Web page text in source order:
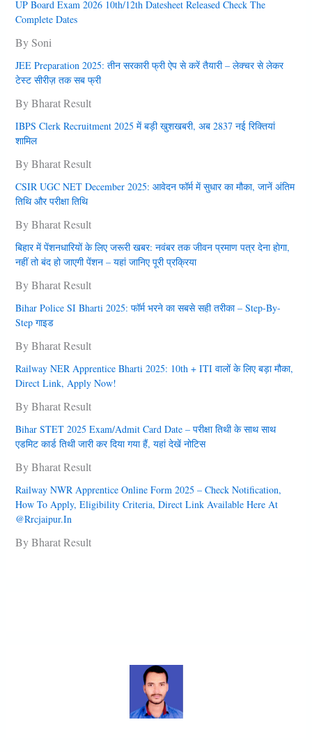
UP Board Exam 2026 10th/12th Datesheet Released Check The
Complete Dates
By Soni
JEE Preparation 2025: तीन सरकारी फ्री ऐप से करें तैयारी – लेक्चर से लेकर
टेस्ट सीरीज़ तक सब फ्री
By Bharat Result
IBPS Clerk Recruitment 2025 में बड़ी खुशखबरी, अब 2837 नई रिक्तियां
शामिल
By Bharat Result
CSIR UGC NET December 2025: आवेदन फॉर्म में सुधार का मौका, जानें अंतिम
तिथि और परीक्षा तिथि
By Bharat Result
बिहार में पेंशनधारियों के लिए जरूरी खबर: नवंबर तक जीवन प्रमाण पत्र देना हाेगा,
नहीं तो बंद हो जाएगी पेंशन – यहां जानिए पूरी प्रक्रिया
By Bharat Result
Bihar Police SI Bharti 2025: फॉर्म भरने का सबसे सही तरीका – Step-By-
Step गाइड
By Bharat Result
Railway NER Apprentice Bharti 2025: 10th + ITI वालों के लिए बड़ा मौका,
Direct Link, Apply Now!
By Bharat Result
Bihar STET 2025 Exam/Admit Card Date – परीक्षा तिथी के साथ साथ
एडमिट कार्ड तिथी जारी कर दिया गया हैं, यहां देखें नोटिस
By Bharat Result
Railway NWR Apprentice Online Form 2025 – Check Notification,
How To Apply, Eligibility Criteria, Direct Link Available Here At
@rrcjaipur.in
By Bharat Result